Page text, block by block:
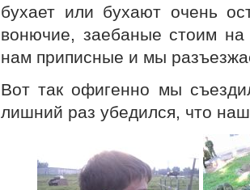
бухает или бухают очень
вонючие, заебаные стоим на
нам приписные и мы
Вот так офигенно мы
лишний раз убедился, что